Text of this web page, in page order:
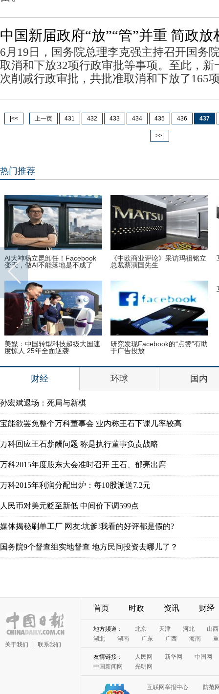
中国新届政府“放”“管”并重 简政
6月19日，国务院总理李克强主持召开国务
取消和下放32项行政审批等事项。至此，新
次削减行政审批，共批准取消和下放了165
|<< 上一页 431 432 433 434 435 436 437
>>|
关于我们 联系我们
首页 时政 资讯 财经
互联网举报中心
防范